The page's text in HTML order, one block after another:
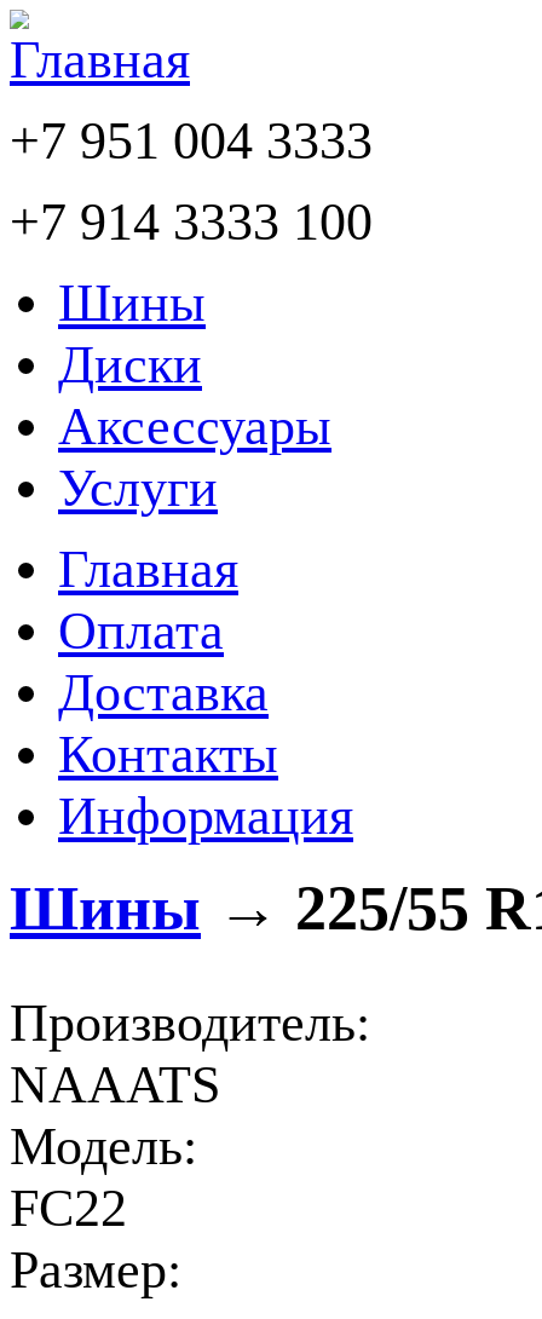
+7 951 004 3333
+7 914 3333 100
Шины
Диски
Аксессуары
Услуги
Главная
Оплата
Доставка
Контакты
Информация
Шины → 225/55
Производитель:
NAAATS
Модель:
FC22
Размер: